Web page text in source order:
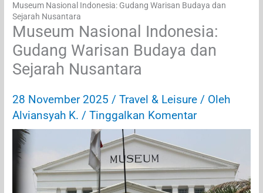
Museum Nasional Indonesia: Gudang Warisan Budaya dan
Sejarah Nusantara
Museum Nasional Indonesia:
Gudang Warisan Budaya dan
Sejarah Nusantara
28 November 2025/Travel & Leisure / Oleh
Alviansyah K./Tinggalkan Komentar